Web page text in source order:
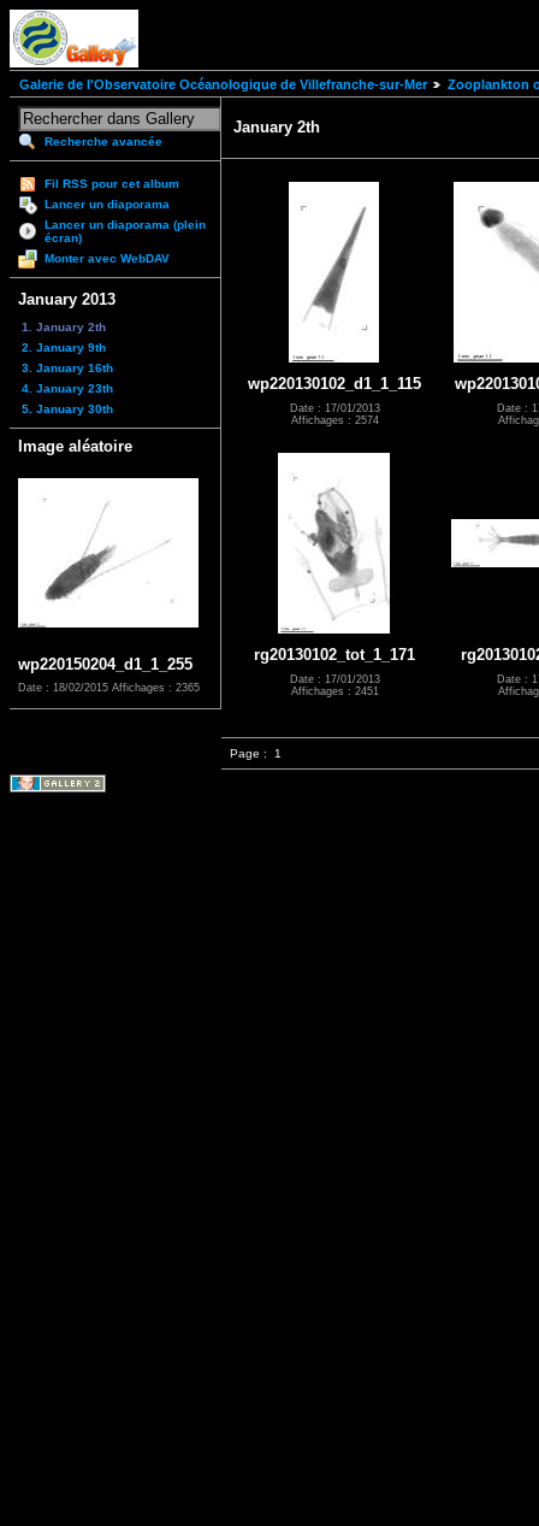
Galerie de l'Observatoire Océanologique de Villefranche-sur-Mer Zooplankton
Recherche avancée
Fil RSS pour cet album
Lancer un diaporama
Lancer un diaporama (plein
écran)
Monter avec WebDAV
January 2013
1. January 2th
2. January 9th
3. January 16th
4. January 23th
5. January 30th
Image aléatoire
wp220150204_d1_1_255
Date : 18/02/2015 Affichages : 2365
January 2th
wp220130102_d1_1_115
Date : 17/01/2013
Affichages : 2574
Date :
rg20130102_tot_1_171
Date : 17/01/2013
Affichages : 2451
Date :
Page : 1